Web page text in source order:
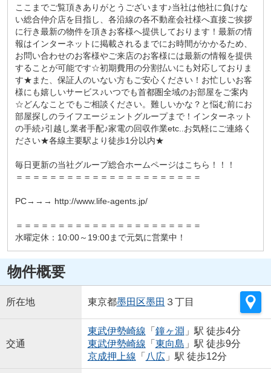
ここまでご覧頂きありがとうございます♪当社は他社に負けな
い総合仲介店を目指し、各沿線の各不動産会社様へ直接ご挨拶
に行き最新の物件を頂きお客様へ提供しております！最新の情
報はインターネットに掲載されるまでにお時間がかかるため、
お問い合わせのお客様やご来店のお客様には最新の情報を提供
することが可能です☆初期費用の分割払いにも対応しておりま
す★また、保証人のいない方もご安心ください！お忙しいお客
様にも嬉しいサービス♪いつでも首都圏全域のお部屋をご案内
☆どんなことでもご相談ください。難しいかな？と悩む前にお
部屋探しのライフエージェントグループまで！インターネット
の手続♪引越し業者手配♪家電の回収作業etc..お気軽にご連絡く
ださい★各線主要駅より徒歩1分以内★
毎日更新の当社グループ総合ホームページはこちら！！！
＝＝＝＝＝＝＝＝＝＝＝＝＝＝＝＝＝＝＝＝＝＝
PC→→→ http://www.life-agents.jp/
＝＝＝＝＝＝＝＝＝＝＝＝＝＝＝＝＝＝＝＝＝＝
水曜定休：10:00～19:00まで元気に営業中！
物件概要
所在地 東京都墨田区墨田 ３丁目
交通
東武伊勢崎線 「 鐘ヶ淵 」駅 徒歩4分
東武伊勢崎線 「 東向島 」駅 徒歩9分
京成押上線 「 八広」駅 徒歩12分